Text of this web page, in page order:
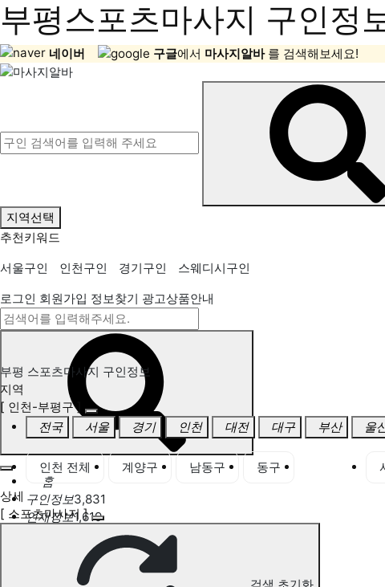
부평스포츠마사지 구인정
네이버 구글에서 마사지알바 를 검색해보세요!
지역선택
추천키워드
서울구인
인천구인 경기구인
스웨디시구인
로그인 회원가입 정보찾기 광고상품안내
홈
구인정보3,831
인재정보1,619
고객센터
전국업체정보 마사지가이드
업체 서비스 관리
부평 스포츠마사지 구인정보
지역
[ 인천-부평구 ]
전국
서울 경기 인천 대전 대구 부산 울
인천 전체 계양구 남동구 동구
상세
[ 스포츠마사지 ]